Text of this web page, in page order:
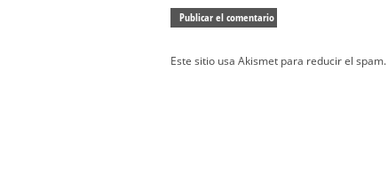
Este sitio usa Akismet para reducir el spam.